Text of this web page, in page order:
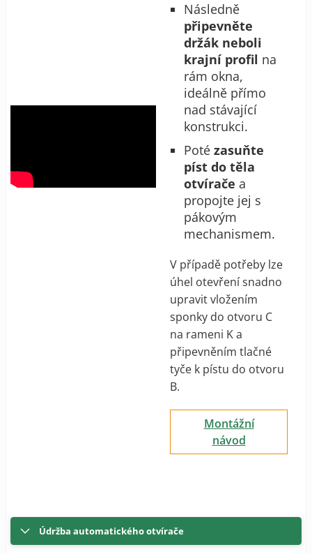
Následně
připevněte
držák neboli
krajní profil na
rám okna,
ideálně přímo
nad stávající
konstrukci.
Poté zasuňte
píst do těla
otvírače a
propojte jej s
pákovým
mechanismem.
V případě potřeby lze
úhel otevření snadno
upravit vložením
sponky do otvoru C
na rameni K a
připevněním tlačné
tyče k pístu do otvoru
B.
Montážní
návod
Údržba automatického otvírače